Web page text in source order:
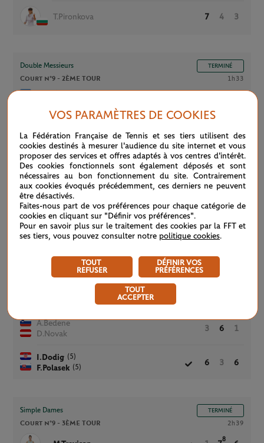
T.Pironkova 7 4 3
Double Messieurs TERMINÉ
Court n°9 -2ÈME TOUR 1h33
B.Soares (7)
7 6
Double Dames
Court n°9 -2ÈME TOUR
V.Gracheva
J.Paolini
A.Mitu
A.Bedene
D.Novak
3 6 1
I.Dodig (5)
F.Polasek (5)
6 3 6
Simple Dames TERMINÉ
Court n°9 -3ÈME TOUR 2h39
8
VOS PARAMÈTRES DE COOKIES
La Fédération Française de Tennis et ses tiers utilisent des
cookies destinés à mesurer l'audience du site internet et vous
proposer des services et offres adaptés à vos centres d'intérêt.
Des cookies fonctionnels sont également déposés et sont
nécessaires au bon fonctionnement du site. Contrairement
aux cookies évoqués précédemment, ces derniers ne peuvent
être désactivés.
Faites-nous part de vos préférences pour chaque catégorie de
cookies en cliquant sur "Définir vos préférences".
Pour en savoir plus sur le traitement des cookies par la FFT et
ses tiers, vous pouvez consulter notre politique cookies.
TOUT
REFUSER
DÉFINIR VOS
PRÉFÉRENCES
TOUT
ACCEPTER